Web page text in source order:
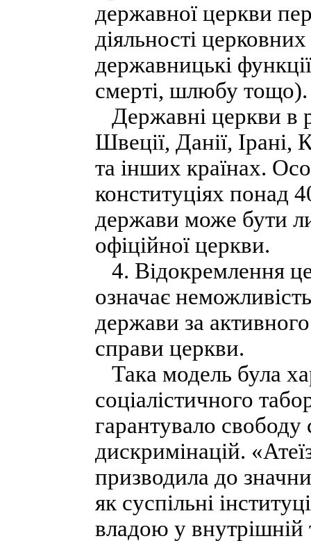
державної церкви
діяльності
державницькі
смерті, шлюбу тощо).
Державні церкви в
Швеції, Данії, Ірані,
та інших країнах.
конституціях понад
держави може бути
офіційної церкви.
4. Відокремлення
означає
держави за
справи церкви.
Така модель була
соціалістичного
гарантувало свободу
дискримінацій.
призводила до
як суспільні
владою у внутрішній